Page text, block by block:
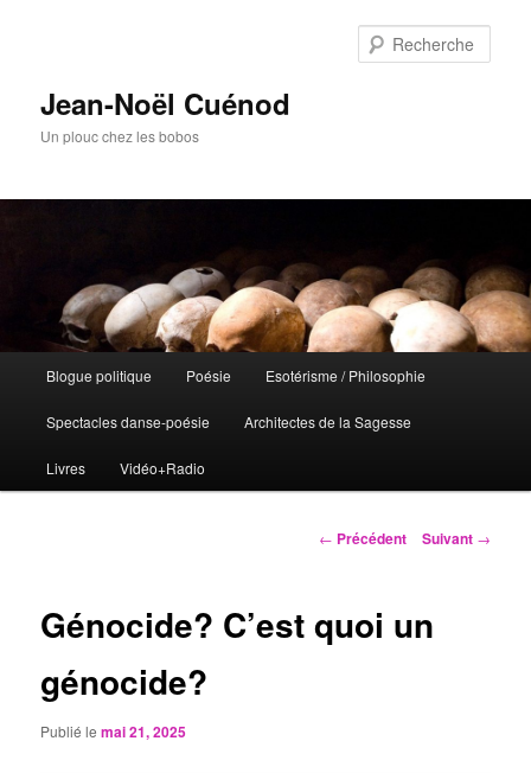
Jean-Noël Cuénod
Un plouc chez les bobos
principal
Aller
au
contenu
Blogue politique Poésie Esotérisme / Philosophie
Spectacles danse-poésie Architectes de la Sagesse
Livres Vidéo+Radio
Navigation
← Précédent Suivant →
Génocide? C’est quoi un
génocide?
Publié lemai 21, 2025